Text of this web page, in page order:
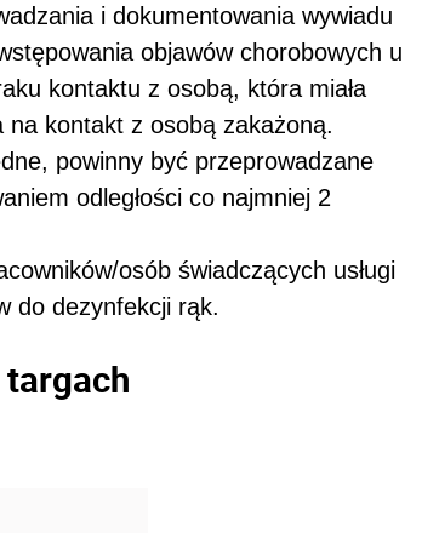
i dokumentowania wywiadu
objawów chorobowych u
kontaktu z osobą, która miała
na kontakt z osobą zakażoną.
powinny być przeprowadzane
odległości co najmniej 2
osób świadczących usługi
do dezynfekcji rąk.